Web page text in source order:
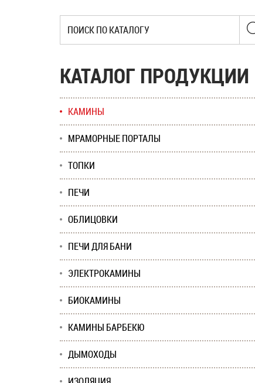
КАТАЛОГ ПРОДУКЦИИ
КАМИНЫ
МРАМОРНЫЕ ПОРТАЛЫ
ТОПКИ
ПЕЧИ
ОБЛИЦОВКИ
ПЕЧИ ДЛЯ БАНИ
ЭЛЕКТРОКАМИНЫ
БИОКАМИНЫ
КАМИНЫ БАРБЕКЮ
ДЫМОХОДЫ